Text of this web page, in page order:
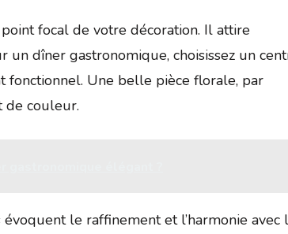
focal de votre décoration. Il attire
dîner gastronomique, choisissez un
fonctionnel. Une belle pièce florale, par
de couleur.
le raffinement et l’harmonie avec